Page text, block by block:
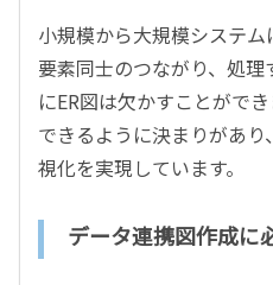
小規模から大規模システ
要素同士のつながり、処
にER図は欠かすことがで
できるように決まりがあ
視化を実現しています。
データ連携図作成に